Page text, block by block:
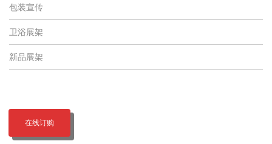
包装宣传
卫浴展架
新品展架
在线订购